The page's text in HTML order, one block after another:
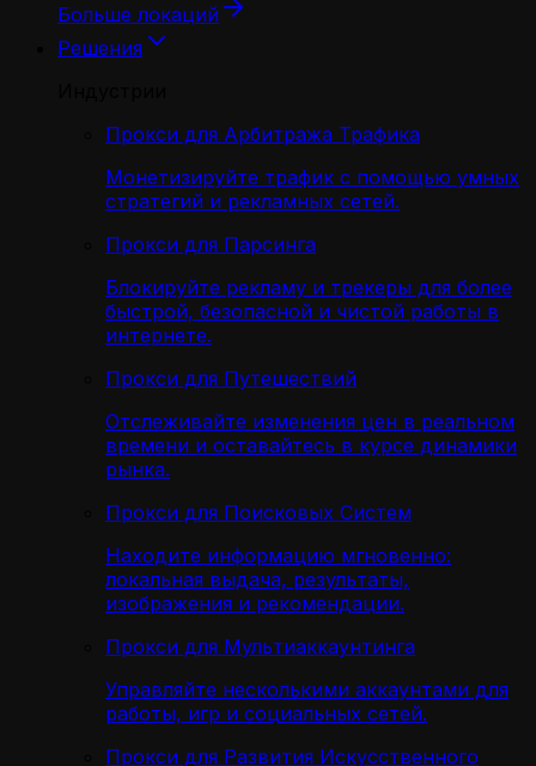
Больше локаций
Решения
Прокси для Арбитража Трафика
Монетизируйте трафик с помощью умных
стратегий и рекламных сетей.
Прокси для Парсинга
Блокируйте рекламу и трекеры для более
быстрой, безопасной и чистой работы в
интернете.
Прокси для Путешествий
Отслеживайте изменения цен в реальном
времени и оставайтесь в курсе динамики
рынка.
Прокси для Поисковых Систем
Находите информацию мгновенно:
локальная выдача, результаты,
изображения и рекомендации.
Прокси для Мультиаккаунтинга
Управляйте несколькими аккаунтами для
работы, игр и социальных сетей.
Прокси для Развития Искусственного